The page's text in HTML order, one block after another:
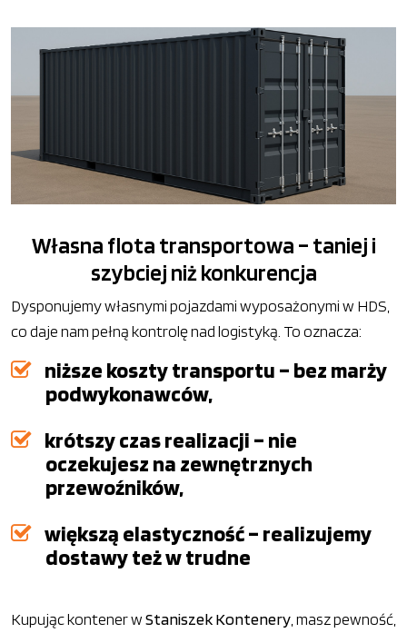
Własna flota transportowa – taniej i
szybciej niż konkurencja
Dysponujemy własnymi pojazdami wyposażonymi w HDS,
co daje nam pełną kontrolę nad logistyką. To oznacza:
niższe koszty transportu – bez marży
podwykonawców,
krótszy czas realizacji – nie
oczekujesz na zewnętrznych
przewoźników,
większą elastyczność – realizujemy
dostawy też w trudne
Kupując kontener wStaniszek Kontenery, masz pewność,